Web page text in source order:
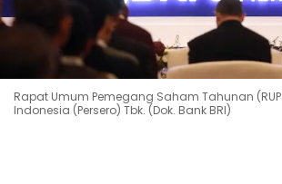
Rapat Umum Pemegang Saham Tahunan
Indonesia (Persero) Tbk. (Dok. Bank BRI)